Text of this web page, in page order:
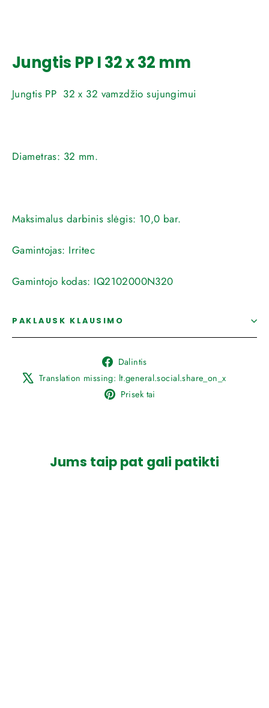
Jungtis PP I 32 x 32 mm
Jungtis PP 32 x 32 vamzdžio sujungimui
Diametras: 32 mm.
Maksimalus darbinis slėgis: 10,0 bar.
Gamintojas: Irritec
Gamintojo kodas: IQ2102000N320
PAKLAUSK KLAUSIMO
Dalintis
Facebook
Translation missing: lt.general.social.share_on_x
Prisek tai
Jums taip pat gali patikti